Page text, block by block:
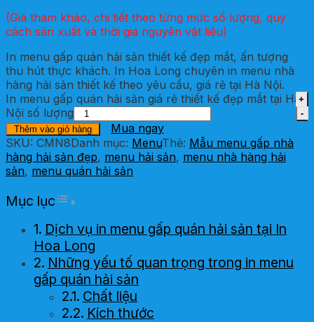
(Giá tham khảo, chi tiết theo từng mức số lượng, quy
cách sản xuất và thời giá nguyên vật liệu)
In menu gấp quán hải sản thiết kế đẹp mắt, ấn tượng
thu hút thực khách. In Hoa Long chuyên in menu nhà
hàng hải sản thiết kế theo yêu cầu, giá rẻ tại Hà Nội.
In menu gấp quán hải sản giá rẻ thiết kế đẹp mắt tại Hà
Nội số lượng
Thêm vào giỏ hàng
Mua ngay
SKU: CMN8Danh mục: MenuThẻ: Mẫu menu gấp nhà
hàng hải sản đẹp, menu hải sản, menu nhà hàng hải
sản, menu quán hải sản
Mục lục Toggle Table of Content
Dịch vụ in menu gấp quán hải sản tại In
Hoa Long
Những yếu tố quan trọng trong in menu
gấp quán hải sản
Chất liệu
Kích thước